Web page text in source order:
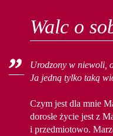
Walc o
Urodzony w niewoli,
Ja jedną tylko taką
Czym jest dla mnie
dorosłe życie jest z
i przedmiotowo.